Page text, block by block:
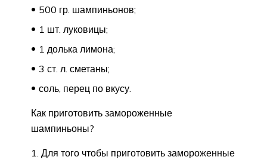
500 гр. шампиньонов;
1 шт. луковицы;
1 долька лимона;
3 ст. л. сметаны;
соль, перец по вкусу.
Как приготовить замороженные
шампиньоны?
Для того чтобы приготовить замороженные